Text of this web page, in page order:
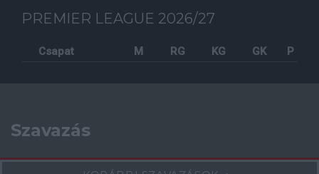
PREMIER LEAGUE 2026/27
Csapat M RG KG GK P
Szavazás